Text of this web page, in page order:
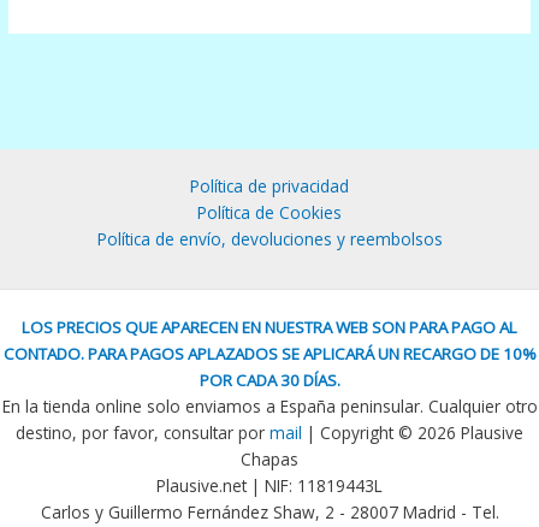
Política de privacidad
Política de Cookies
Política de envío, devoluciones y reembolsos
LOS PRECIOS QUE APARECEN EN NUESTRA WEB SON PARA PAGO AL
CONTADO. PARA PAGOS APLAZADOS SE APLICARÁ UN RECARGO DE 10%
POR CADA 30 DÍAS.
En la tienda online solo enviamos a España peninsular. Cualquier otro
destino, por favor, consultar por mail | Copyright © 2026 Plausive
Chapas
Plausive.net | NIF: 11819443L
Carlos y Guillermo Fernández Shaw, 2 - 28007 Madrid - Tel.